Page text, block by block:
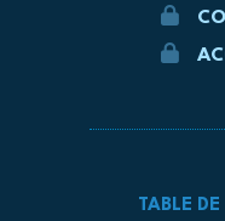
TABLE